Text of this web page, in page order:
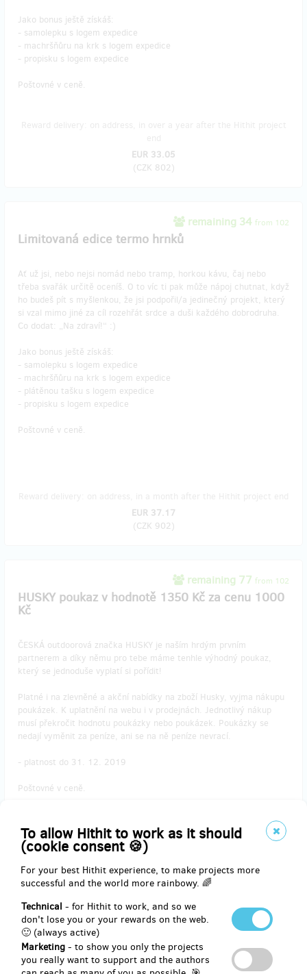
To allow Hithit to work as it should
(cookie consent 🍪)
For your best Hithit experience, to make projects more
successful and the world more rainbowy. 🌈
Technical - for Hithit to work, and so we
don't lose you or your rewards on the web.
🙂 (always active)
Marketing - to show you only the projects
you really want to support and the authors
Jako bonus ještě získáš:
- samolepku s logem expedice
- machršňůru na krk s logem expedice
- propisku s logem expedice
Poštovné v ceně.
EUR 33.05
(CZK 802)
remaining 34 from 102
Limitovaná edice termo hrnků
Ať už jsi, nebo nejsi nomád nebo tramp, horkou kávu, čaj nebo
třeba svařák určitě oceníš. O to víc ti pak může nápoj chutnat, když
ho budeš pít s myšlenkou, že jsi podpořil/a jedinečný projekt, který
si vzal mimo jiné za cíl rozehřát srdce a duši každého dobrodruha.
Co dodat: „Na zdraví!“ :)
Jako bonus ještě získáš:
- samolepku s logem expedice
- machršňůru na krk s logem expedice
- plátěnou tašku s logem expedice
- propisku s logem expedice
Poštovné v ceně.
EUR 37.17
(CZK 902)
remaining 77 from 102
HUSKY poukaz v hodnotě 1350 Kč za cenu 1000
Kč
ČESKÁ outdoorová značka HUSKY je naším hrdým prvním
partnerem a díky němu pro tebe máme tenhle výhodný poukaz,
který se jednoduše vyplatí si pořídit!
Platné i na zlevněné a akční nabídky na zboží Husky, vyjma nákupu
poukázek. K uplatnění na webu i v prodejnách. Jednotlivý nákup
musí překročit hodnotu poukázky nebo poukázek. Poukázky se
nedají vyměnit za peníze, ani se na ně peníze nevrací.
- platnost do 31. 12. 2019
Poštovné v ceně.
Reward delivery: on address, in a week after the Hithit project end
EUR 41.21
(CZK 1,000)
remaining 261from 302
Sběratelský dřevěný model legendy TKS